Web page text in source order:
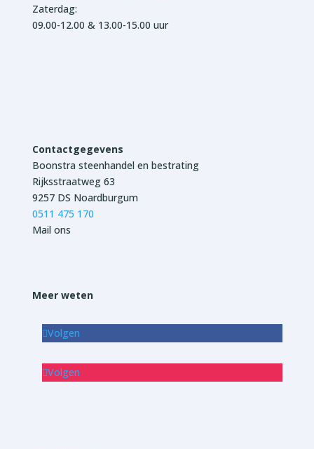
Zaterdag:
09.00-12.00 & 13.00-15.00 uur
Contactgegevens
Boonstra steenhandel en bestrating
Rijksstraatweg 63
9257 DS Noardburgum
0511 475 170
Mail ons
Meer weten
Volgen
Volgen